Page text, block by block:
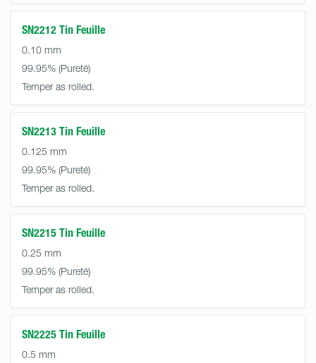
SN2212 Tin Feuille
0.10 mm
99.95%
Temper as rolled.
SN2213 Tin Feuille
0.125 mm
99.95%
Temper as rolled.
SN2215 Tin Feuille
0.25 mm
99.95%
Temper as rolled.
SN2225 Tin Feuille
0.5 mm